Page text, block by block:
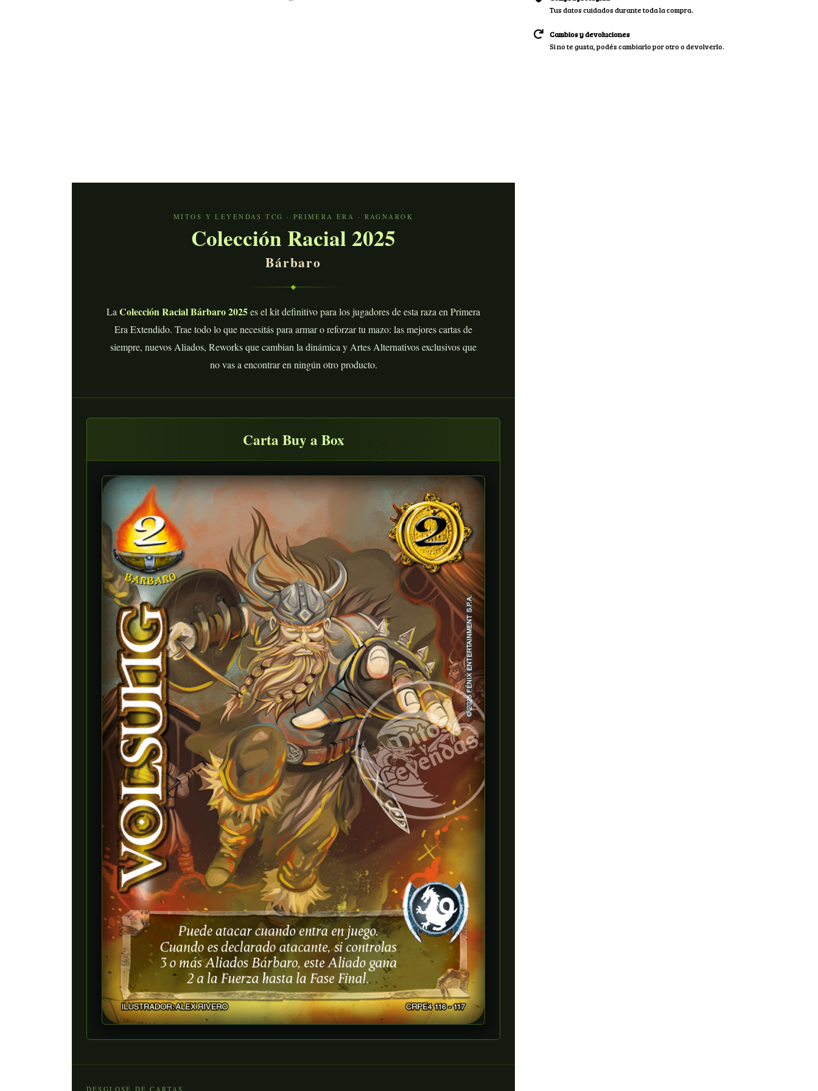
MITOS Y LEYENDAS TCG · PRIMERA ERA · RAGNAROK
Colección Racial 2025
Bárbaro
La Colección Racial Bárbaro 2025es el kit definitivo para los jugadores de esta raza en Primera
Era Extendido. Trae todo lo que necesitás para armar o reforzar tu mazo: las mejores cartas de
siempre, nuevos Aliados, Reworks que cambian la dinámica y Artes Alternativos exclusivos que
no vas a encontrar en ningún otro producto.
Carta Buy a Box
DESGLOSE DE CARTAS
Tus datos cuidados durante toda la compra.
Cambios y devoluciones
Si no te gusta, podés cambiarlo por otro o devolverlo.